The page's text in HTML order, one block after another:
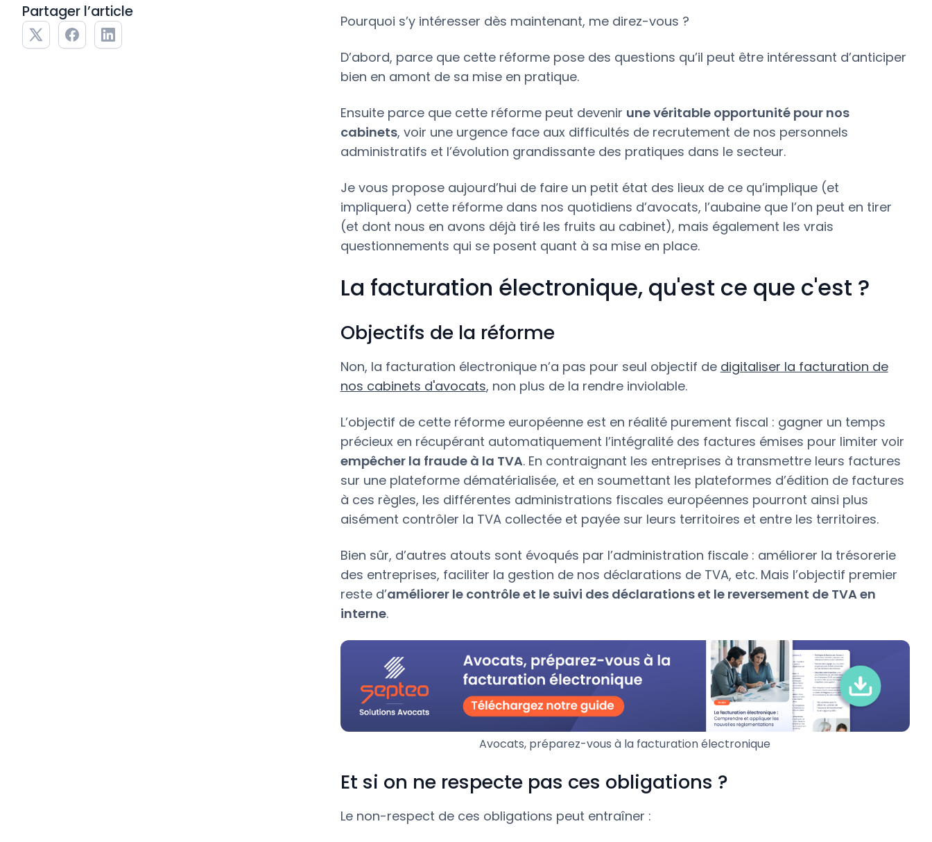
Partager l’article
Pourquoi s’y intéresser dès maintenant, me direz-vous ?
D’abord, parce que cette réforme pose des questions qu’il peut être intéressant d’anticiper
bien en amont de sa mise en pratique.
Ensuite parce que cette réforme peut devenir une véritable opportunité pour nos
cabinets, voir une urgence face aux difficultés de recrutement de nos personnels
administratifs et l’évolution grandissante des pratiques dans le secteur.
Je vous propose aujourd’hui de faire un petit état des lieux de ce qu’implique (et
impliquera) cette réforme dans nos quotidiens d’avocats, l’aubaine que l’on peut en tirer
(et dont nous en avons déjà tiré les fruits au cabinet), mais également les vrais
questionnements qui se posent quant à sa mise en place.
La facturation électronique, qu'est ce que c'est ?
Objectifs de la réforme
Non, la facturation électronique n’a pas pour seul objectif de digitaliser la facturation de
nos cabinets d'avocats, non plus de la rendre inviolable.
L’objectif de cette réforme européenne est en réalité purement fiscal : gagner un temps
précieux en récupérant automatiquement l’intégralité des factures émises pour limiter voir
empêcher la fraude à la TVA. En contraignant les entreprises à transmettre leurs factures
sur une plateforme dématérialisée, et en soumettant les plateformes d’édition de factures
à ces règles, les différentes administrations fiscales européennes pourront ainsi plus
aisément contrôler la TVA collectée et payée sur leurs territoires et entre les territoires.
Bien sûr, d’autres atouts sont évoqués par l’administration fiscale : améliorer la trésorerie
des entreprises, faciliter la gestion de nos déclarations de TVA, etc. Mais l’objectif premier
reste d’améliorer le contrôle et le suivi des déclarations et le reversement de TVA en
interne.
Avocats, préparez-vous à la facturation électronique
Et si on ne respecte pas ces obligations ?
Le non-respect de ces obligations peut entraîner :